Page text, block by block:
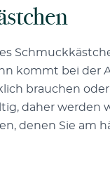
kommt bei der
brauchen
daher werden
denen Sie am